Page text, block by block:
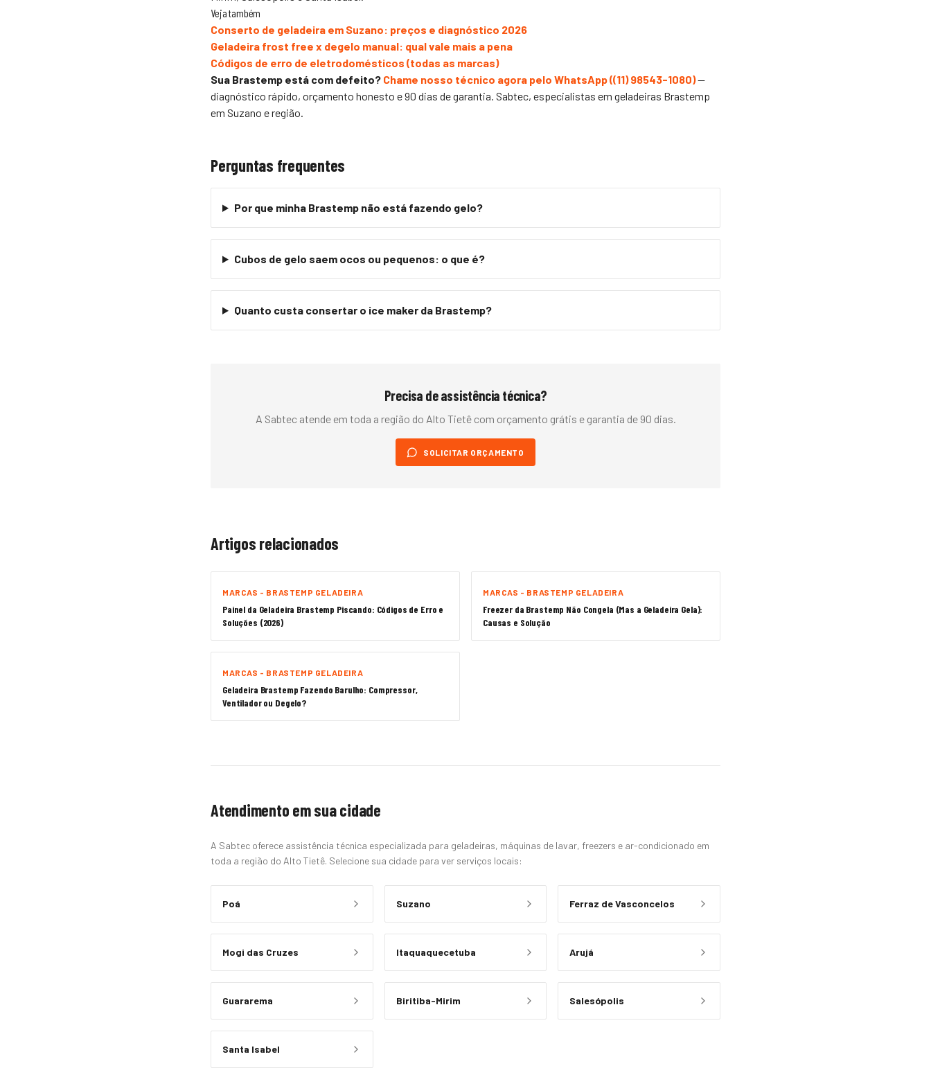
Veja também
Conserto de geladeira em Suzano: preços e diagnóstico 2026
Geladeira frost free x degelo manual: qual vale mais a pena
Códigos de erro de eletrodomésticos (todas as marcas)
Sua Brastemp está com defeito? Chame nosso técnico agora pelo WhatsApp ((11) 98543-1080)—
diagnóstico rápido, orçamento honesto e 90 dias de garantia. Sabtec, especialistas em geladeiras Brastemp
em Suzano e região.
Perguntas frequentes
Por que minha Brastemp não está fazendo gelo?
Cubos de gelo saem ocos ou pequenos: o que é?
Quanto custa consertar o ice maker da Brastemp?
Precisa de assistência técnica?
A Sabtec atende em toda a região do Alto Tietêcom orçamento grátis e garantia de 90 dias.
SOLICITAR ORÇAMENTO
Artigos relacionados
MARCAS - BRASTEMP GELADEIRA
Painel da Geladeira Brastemp Piscando: Códigos de Erro e
Soluções (2026)
MARCAS - BRASTEMP GELADEIRA
Freezer da Brastemp Não Congela (Mas a Geladeira Gela):
Causas e Solução
MARCAS - BRASTEMP GELADEIRA
Geladeira Brastemp Fazendo Barulho: Compressor,
Ventilador ou Degelo?
Atendimento em sua cidade
A Sabtec oferece assistência técnica especializada para geladeiras, máquinas de lavar, freezers e ar-condicionado em
toda a região do Alto Tietê. Selecione sua cidade para ver serviços locais:
Poá Suzano Ferraz de Vasconcelos
Mogi das Cruzes Itaquaquecetuba Arujá
Guararema Biritiba-Mirim Salesópolis
Santa Isabel